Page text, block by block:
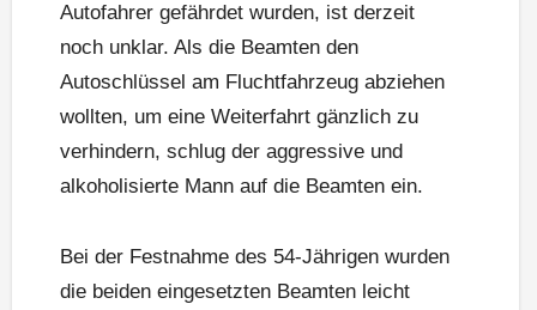
Autofahrer gefährdet wurden, ist derzeit
noch unklar. Als die Beamten den
Autoschlüssel am Fluchtfahrzeug abziehen
wollten, um eine Weiterfahrt gänzlich zu
verhindern, schlug der aggressive und
alkoholisierte Mann auf die Beamten ein.
Bei der Festnahme des 54-Jährigen wurden
die beiden eingesetzten Beamten leicht